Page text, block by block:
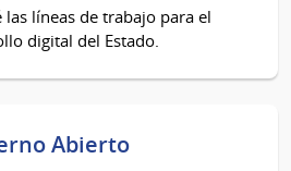
las líneas de trabajo para el
digital del Estado.
Abierto